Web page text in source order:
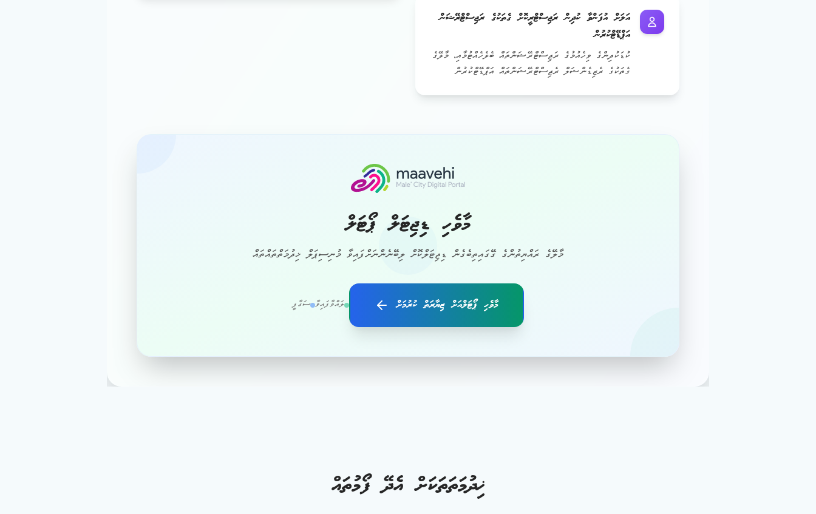
އަލަށް އުފަންވާ ކުދިން ރަޖިސްޓްރީކޮށް ގެތަކުގެ ރަޖިސްޓްރޭޝަން
އަޕްޑޭޓްކުރުން
ކުޑަކުދިންގެ ވިހެއުމުގެ ރަޖިސްޓްރޭޝަންތައް ބެލެހެއްޓުމާއި، މާލޭގެ
ގެތަކުގެ ރެޒިޑެންޝަލް ރެޖިސްޓްރޭޝަންތައް އަޕްޑޭޓްކުރުން
މާވެހި ޑިޖިޓަލް ޕޯޓަލް
މާލޭގެ ރައްޔިތުންގެ ގޭގައިތިބެގެން ޑިޖިޓަލްކޮށް ލިބޭނެންނަށްފައިވާ މުނިސިޕަލް ޚިދުމަތްތައްތައް
މާވެހި ޕޯޓަލްއަށް ޒިޔާރަތް ކުރުމަށް ލައްވާފައިވާ ސަގާފީ
ޚިދުމަތަތަކަށް އެދޭ ފޯމުތައް